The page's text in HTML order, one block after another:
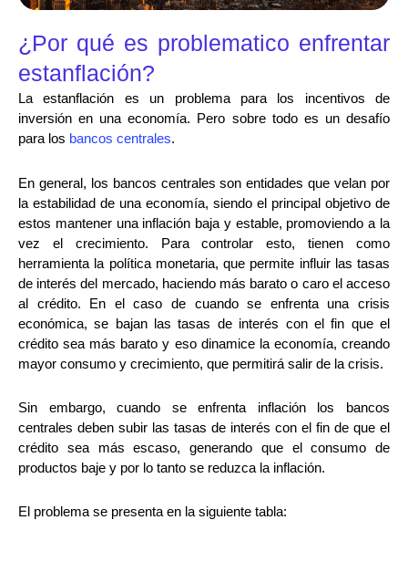
¿Por qué es problematico enfrentar
estanflación?
La estanflación es un problema para los incentivos de
inversión en una economía. Pero sobre todo es un desafío
para los bancos centrales.
En general, los bancos centrales son entidades que velan por
la estabilidad de una economía, siendo el principal objetivo de
estos mantener una inflación baja y estable, promoviendo a la
vez el crecimiento. Para controlar esto, tienen como
herramienta la política monetaria, que permite influir las tasas
de interés del mercado, haciendo más barato o caro el acceso
al crédito. En el caso de cuando se enfrenta una crisis
económica, se bajan las tasas de interés con el fin que el
crédito sea más barato y eso dinamice la economía, creando
mayor consumo y crecimiento, que permitirá salir de la crisis.
Sin embargo, cuando se enfrenta inflación los bancos
centrales deben subir las tasas de interés con el fin de que el
crédito sea más escaso, generando que el consumo de
productos baje y por lo tanto se reduzca la inflación.
El problema se presenta en la siguiente tabla: